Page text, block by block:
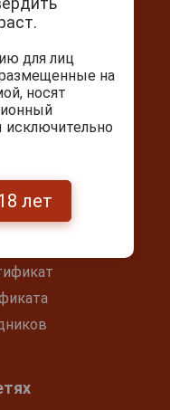
желающий может в
привнесет частичку
попробуйте его!
вал, д. 5
95
для лиц
на
носят
исключительно
лет